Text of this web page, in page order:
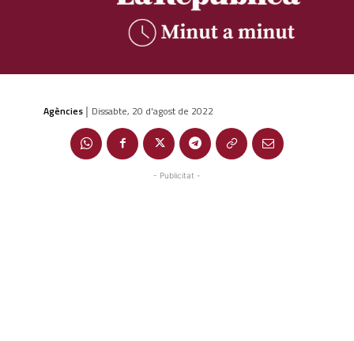
Agències | Dissabte, 20 d'agost de 2022
- Publicitat -